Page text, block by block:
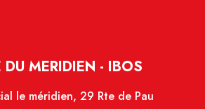
MERIDIEN - IBOS
le méridien, 29 Rte de Pau